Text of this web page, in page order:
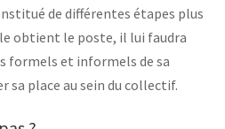
de différentes étapes plus
obtient le poste, il lui faudra
formels et informels de sa
place au sein du collectif.